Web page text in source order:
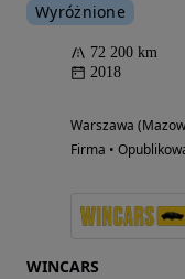
Wyróżnione
72 200 km
2018
Warszawa
Firma •
WINCARS